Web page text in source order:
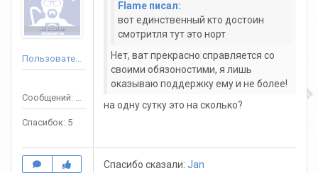
Пользователь
Сообщений: 57
Спасибок: 5
Flame писал:
вот единственный кто достоин
смотритля тут это норт
Нет, ват прекрасно справляется со
своими обязоностими, я лишь
оказываю поддержку ему и не более!
на одну сутку это на сколько?
Спасибо сказали: Jan